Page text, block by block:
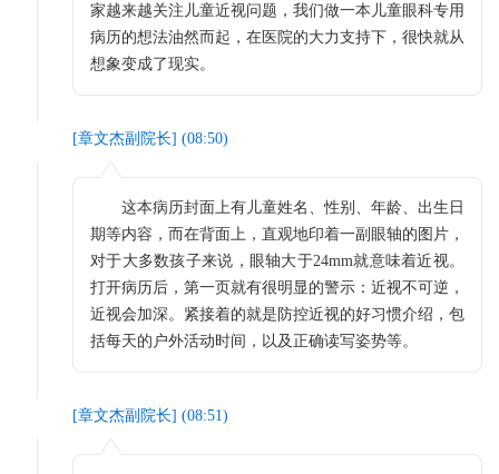
家越来越关注儿童近视问题，我们做一本儿童眼科专用
病历的想法油然而起，在医院的大力支持下，很快就从
想象变成了现实。
[章文杰副院长] (08:50)
这本病历封面上有儿童姓名、性别、年龄、出生日
期等内容，而在背面上，直观地印着一副眼轴的图片，
对于大多数孩子来说，眼轴大于24mm就意味着近视。
打开病历后，第一页就有很明显的警示：近视不可逆，
近视会加深。紧接着的就是防控近视的好习惯介绍，包
括每天的户外活动时间，以及正确读写姿势等。
[章文杰副院长] (08:51)